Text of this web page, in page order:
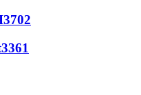
3702
3361